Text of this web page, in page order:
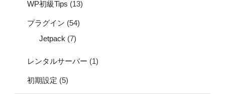
WP初級Tips (13)
プラグイン (54)
Jetpack (7)
レンタルサーバー (1)
初期設定 (5)